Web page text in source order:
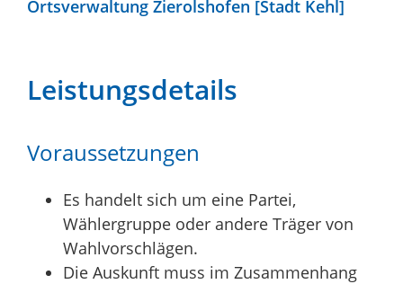
Ortsverwaltung Zierolshofen [Stadt Kehl]
Leistungsdetails
Voraussetzungen
Es handelt sich um eine Partei,
Wählergruppe oder andere Träger von
Wahlvorschlägen.
Die Auskunft muss im Zusammenhang